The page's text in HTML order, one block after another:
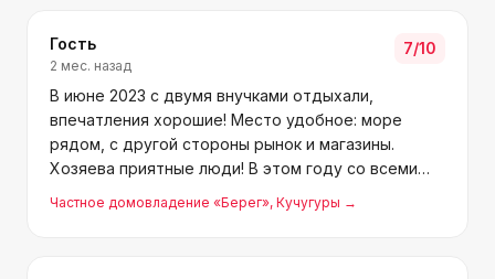
Гость
2 мес. назад
7/10
В июне 2023 с двумя внучками отдыхали,
впечатления хорошие! Место удобное: море
рядом, с другой стороны рынок и магазины.
Хозяева приятные люди! В этом году со всеми
Частное домовладение «Берег», Кучугуры →